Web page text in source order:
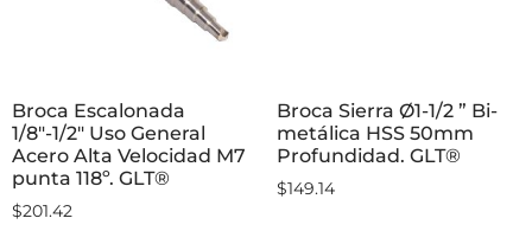
Broca Escalonada
1/8″-1/2″ Uso General
Acero Alta Velocidad M7
punta 118º. GLT®
$201.42
Broca Sierra Ø1-1/2 ” Bi-
metálica HSS 50mm
Profundidad. GLT®
$149.14